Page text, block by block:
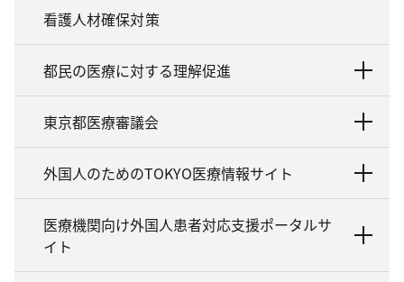
看護人材確保対策
都民の医療に対する理解促進
東京都医療審議会
外国人のためのTOKYO医療情報サイト
医療機関向け外国人患者対応支援ポータルサ
イト